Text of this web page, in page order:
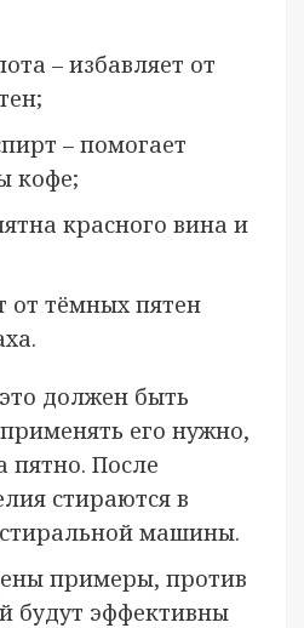
– избавляет от
– помогает
кофе;
красного вина и
от тёмных пятен
должен быть
его нужно,
пятно. После
стираются в
машины.
примеры, против
будут эффективны